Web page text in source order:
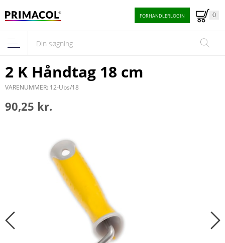
FORHANDLERLOGIN 0
2 K Håndtag 18 cm
VARENUMMER: 12-Ubs/18
90,25 kr.